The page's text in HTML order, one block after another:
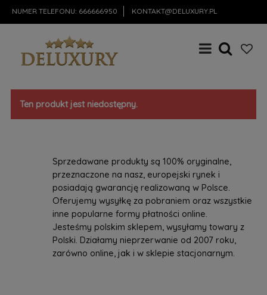
NUMER TELEFONU: 666666950 KONTAKT@DELUXURY.PL
Ten produkt jest niedostępny.
Sprzedawane produkty są 100% oryginalne,
przeznaczone na nasz, europejski rynek i
posiadają gwarancję realizowaną w Polsce.
Oferujemy wysyłkę za pobraniem oraz wszystkie
inne popularne formy płatności online.
Jesteśmy polskim sklepem, wysyłamy towary z
Polski. Działamy nieprzerwanie od 2007 roku,
zarówno online, jak i w sklepie stacjonarnym.